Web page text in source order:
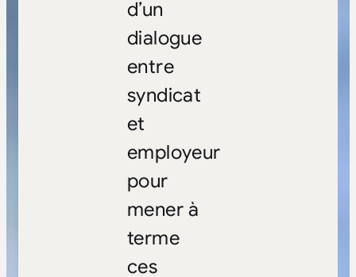
d’un
dialogue
entre
syndicat
et
employeur
pour
mener à
terme
ces